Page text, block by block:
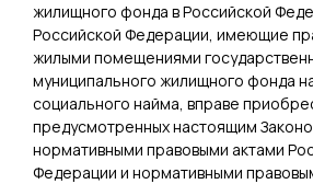
жилищного фонда в Российской
Российской Федерации, имеющие
жилыми помещениями
муниципального жилищного фонда
социального найма, вправе
предусмотренных настоящим
нормативными правовыми актами
Федерации и нормативными